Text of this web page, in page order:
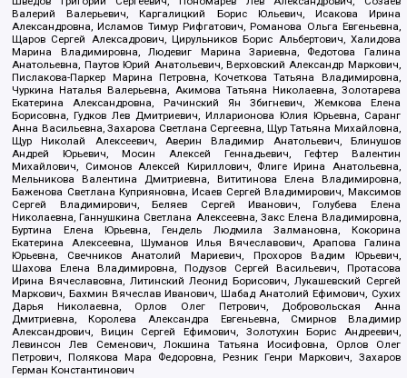
Валерий Валерьевич, Каргалицкий Борис Юльевич, Исакова Ирина
Александровна, Исламов Тимур Рифгатович, Романова Ольга Евгеньевна,
Щаров Сергей Алексадрович, Цирульников Борис Альбертович, Халидова
Марина Владимировна, Людевиг Марина Зариевна, Федотова Галина
Анатольевна, Паутов Юрий Анатольевич, Верховский Александр Маркович,
Пислакова-Паркер Марина Петровна, Кочеткова Татьяна Владимировна,
Чуркина Наталья Валерьевна, Акимова Татьяна Николаевна, Золотарева
Екатерина Александровна, Рачинский Ян Збигневич, Жемкова Елена
Борисовна, Гудков Лев Дмитриевич, Илларионова Юлия Юрьевна, Саранг
Анна Васильевна, Захарова Светлана Сергеевна, Щур Татьяна Михайловна,
Щур Николай Алексеевич, Аверин Владимир Анатольевич, Блинушов
Андрей Юрьевич, Мосин Алексей Геннадьевич, Гефтер Валентин
Михайлович, Симонов Алексей Кириллович, Флиге Ирина Анатольевна,
Мельникова Валентина Дмитриевна, Вититинова Елена Владимировна,
Баженова Светлана Куприяновна, Исаев Сергей Владимирович, Максимов
Сергей Владимирович, Беляев Сергей Иванович, Голубева Елена
Николаевна, Ганнушкина Светлана Алексеевна, Закс Елена Владимировна,
Буртина Елена Юрьевна, Гендель Людмила Залмановна, Кокорина
Екатерина Алексеевна, Шуманов Илья Вячеславович, Арапова Галина
Юрьевна, Свечников Анатолий Мариевич, Прохоров Вадим Юрьевич,
Шахова Елена Владимировна, Подузов Сергей Васильевич, Протасова
Ирина Вячеславовна, Литинский Леонид Борисович, Лукашевский Сергей
Маркович, Бахмин Вячеслав Иванович, Шабад Анатолий Ефимович, Сухих
Дарья Николаевна, Орлов Олег Петрович, Добровольская Анна
Дмитриевна, Королева Александра Евгеньевна, Смирнов Владимир
Александрович, Вицин Сергей Ефимович, Золотухин Борис Андреевич,
Левинсон Лев Семенович, Локшина Татьяна Иосифовна, Орлов Олег
Петрович, Полякова Мара Федоровна, Резник Генри Маркович, Захаров
Герман Константинович